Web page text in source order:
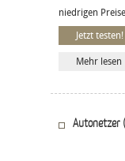
niedrigen
Jetzt testen!
Mehr lesen
Autonetzer